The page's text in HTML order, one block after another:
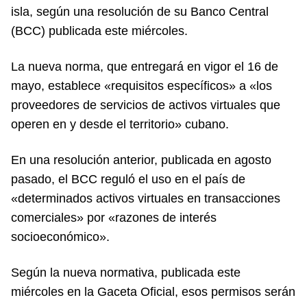
isla, según una resolución de su Banco Central
(BCC) publicada este miércoles.
La nueva norma, que entregará en vigor el 16 de
mayo, establece «requisitos específicos» a «los
proveedores de servicios de activos virtuales que
operen en y desde el territorio» cubano.
En una resolución anterior, publicada en agosto
pasado, el BCC reguló el uso en el país de
«determinados activos virtuales en transacciones
comerciales» por «razones de interés
socioeconómico».
Según la nueva normativa, publicada este
miércoles en la Gaceta Oficial, esos permisos serán